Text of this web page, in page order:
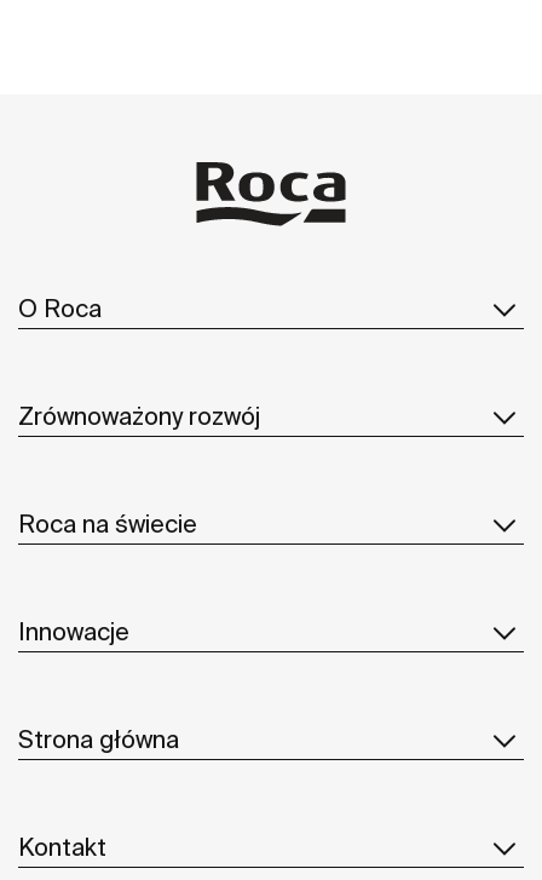
O Roca
Zrównoważony rozwój
Roca na świecie
Innowacje
Strona główna
Kontakt